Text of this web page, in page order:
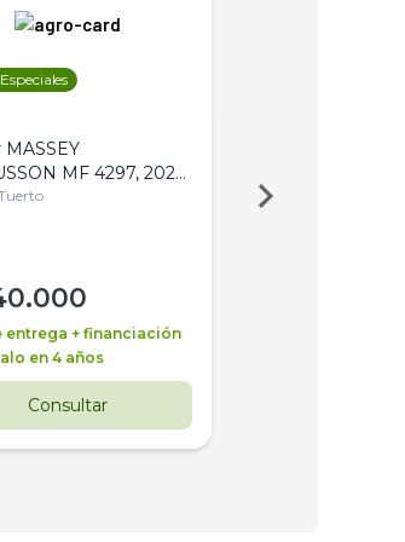
MASSEY
MF 4297, 2020,
entrega + financiación
en 4 años
Consultar
Venado Tuerto